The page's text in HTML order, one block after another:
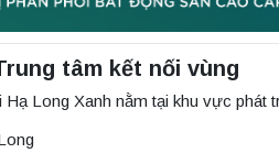
tâm kết nối vùng
Long Xanh nằm tại khu vực phát